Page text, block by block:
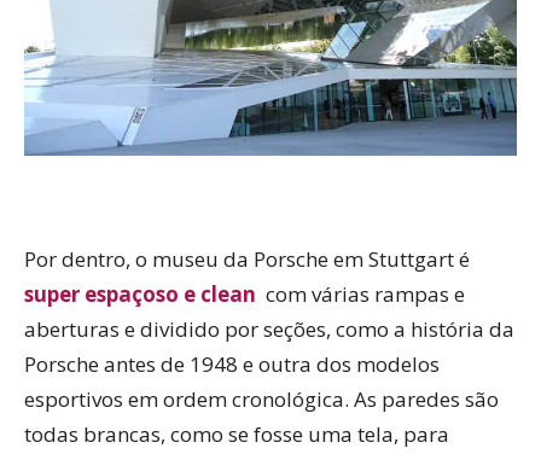
Por dentro, o museu da Porsche em Stuttgart é
super espaçoso e clean com várias rampas e
aberturas e dividido por seções, como a história da
Porsche antes de 1948 e outra dos modelos
esportivos em ordem cronológica. As paredes são
todas brancas, como se fosse uma tela, para